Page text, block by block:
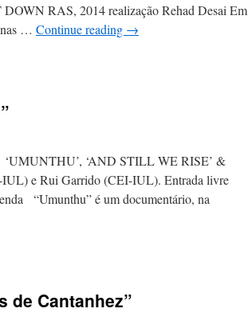
RAS, 2014 realização Rehad Desai Em
… Continue reading →
‘AND STILL WE RISE’ &
e Rui Garrido (CEI-IUL). Entrada livre
“Umunthu” é um documentário, na
de Cantanhez”